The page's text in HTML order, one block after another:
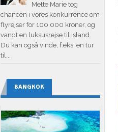
Mette Marie tog
chancen i vores konkurrence om
flyrejser for 100.000 kroner, og
vandt en luksusrejse til Island.
Du kan også vinde, f.eks. en tur
til...
BANGKOK